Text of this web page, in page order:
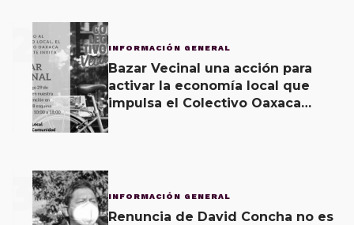
2 INFORMACIÓN GENERAL
Bazar Vecinal una acción para
activar la economía local que
impulsa el Colectivo Oaxaca
3 INFORMACIÓN GENERAL
Renuncia de David Concha no es